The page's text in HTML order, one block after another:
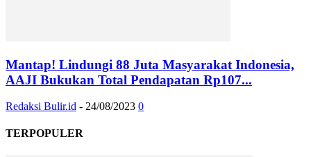
Mantap! Lindungi 88 Juta Masyarakat Indonesia,
AAJI Bukukan Total Pendapatan Rp107...
Redaksi Bulir.id - 24/08/2023 0
TERPOPULER